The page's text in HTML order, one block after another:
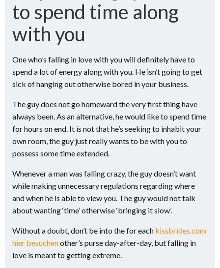
to spend time along
with you
One who’s falling in love with you will definitely have to
spend a lot of energy along with you. He isn’t going to get
sick of hanging out otherwise bored in your business.
The guy does not go homeward the very first thing have
always been. As an alternative, he would like to spend time
for hours on end. It is not that he’s seeking to inhabit your
own room, the guy just really wants to be with you to
possess some time extended.
Whenever a man was falling crazy, the guy doesn’t want
while making unnecessary regulations regarding where
and when he is able to view you. The guy would not talk
about wanting ‘time’ otherwise ‘bringing it slow’.
Without a doubt, don’t be into the for each kissbrides.com
hier besuchenother’s purse day-after-day, but falling in
love is meant to getting extreme.